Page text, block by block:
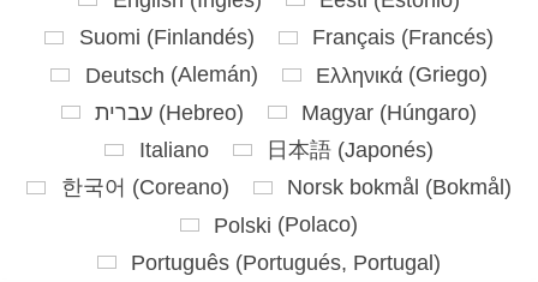
Suomi (Finlandés) Français(Francés)
Deutsch (Alemán) Ελληνικά(Griego)
עברית (Hebreo) Magyar (Húngaro)
Italiano
日本語(Japonés)
한국어 (Coreano) Norsk bokmål (Bokmål )
Polski (Polaco)
Português (Portugués, Portugal)